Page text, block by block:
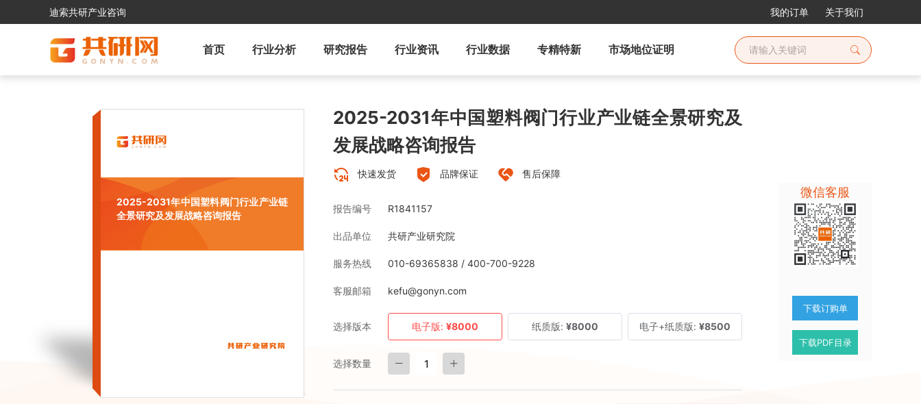
迪索共研产业咨询 我的订单 关于我们
首页 行业分析 研究报告 行业资讯 行业数据 专精特新 市场地位证明
2025-2031年中国塑料阀门行业产业链
全景研究及发展战略咨询报告
2025-2031年中国塑料阀门行业产业链全景研究及
发展战略咨询报告
快速发货 品牌保证 售后保障
报告编号 R1841157
出品单位 共研产业研究院
服务热线 010-69365838 / 400-700-9228
客服邮箱 kefu@gonyn.com
选择版本 电子版: ¥8000 纸质版: ¥8000 电子+纸质版: ¥8500
选择数量
微信客服
下载订购单
下载PDF目录